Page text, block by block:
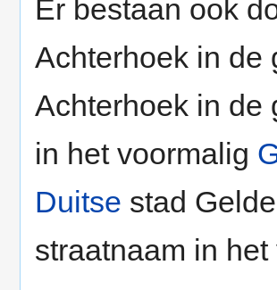
Er bestaan ook
Achterhoek in de
Achterhoek in de
in het voormalig
Duitse stad
straatnaam in